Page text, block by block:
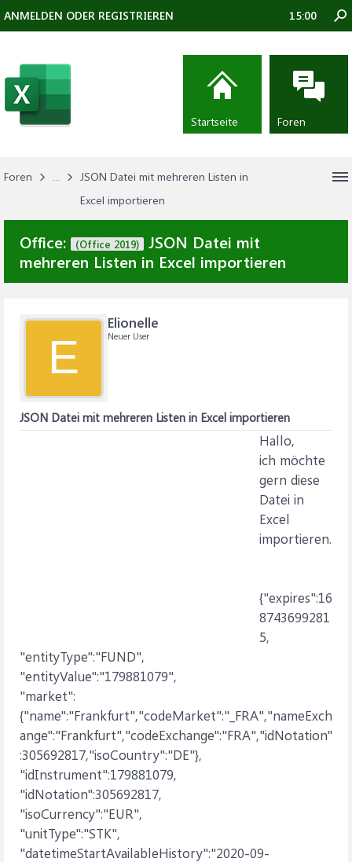
Foren ...
JSON Datei mit mehreren Listen in
Excel importieren
Office: (Office 2019)
JSON Datei mit
mehreren Listen in Excel importieren
E
Elionelle
Neuer User
JSON Datei mit mehreren Listen in Excel importieren
Hallo,
ich möchte
gern diese
Datei in
Excel
importieren.
{"expires":16
8743699281
5,
"entityType":"FUND",
"entityValue":"179881079",
"market":
{"name":"Frankfurt","codeMarket":"_FRA","nameExch
ange":"Frankfurt","codeExchange":"FRA","idNotation"
:305692817,"isoCountry":"DE"},
"idInstrument":179881079,
"idNotation":305692817,
"isoCurrency":"EUR",
"unitType":"STK",
"datetimeStartAvailableHistory":"2020-09-
ANMELDEN ODER REGISTRIEREN 15:00
Startseite Foren